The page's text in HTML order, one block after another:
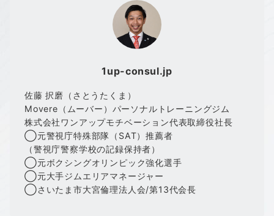
1up-consul.jp
佐藤 択磨（さとうたくま）
Movere（ムーバー）パーソナルトレーニングジム
株式会社ワンアップモチベーション代表取締役社長
◯元警視庁特殊部隊（SAT）推薦者
（警視庁警察学校の記録保持者）
◯元ボクシングオリンピック強化選手
◯元大手ジムエリアマネージャー
◯さいたま市大宮倫理法人会/第13代会長